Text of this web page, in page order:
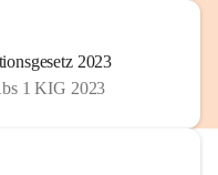
2023
1 KIG 2023